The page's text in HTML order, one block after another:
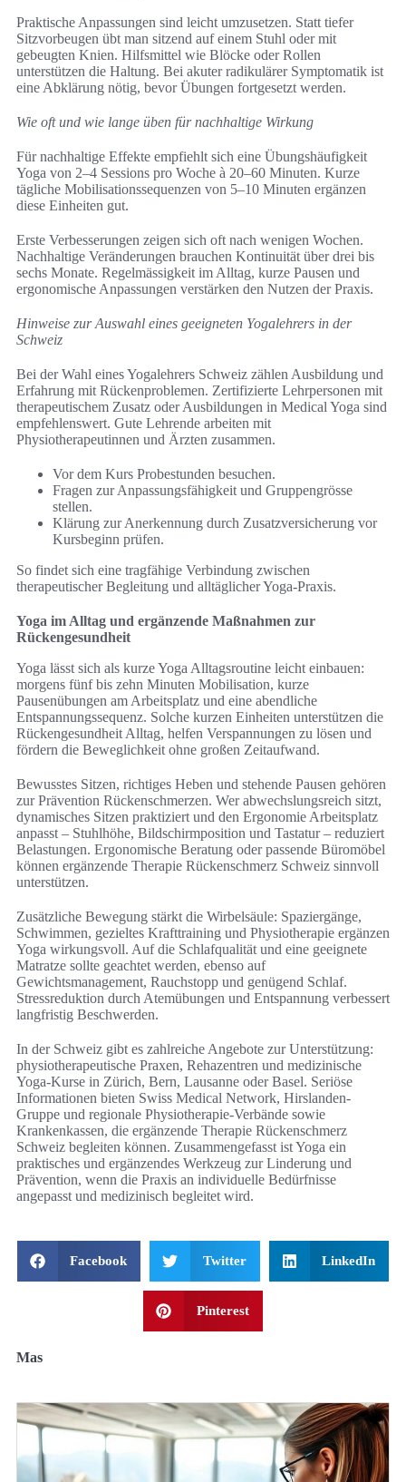
Praktische Anpassungen sind leicht umzusetzen. Statt tiefer
Sitzvorbeugen übt man sitzend auf einem Stuhl oder mit
gebeugten Knien. Hilfsmittel wie Blöcke oder Rollen
unterstützen die Haltung. Bei akuter radikulärer Symptomatik ist
eine Abklärung nötig, bevor Übungen fortgesetzt werden.
Wie oft und wie lange üben für nachhaltige Wirkung
Für nachhaltige Effekte empfiehlt sich eine Übungshäufigkeit
Yoga von 2–4 Sessions pro Woche à 20–60 Minuten. Kurze
tägliche Mobilisationssequenzen von 5–10 Minuten ergänzen
diese Einheiten gut.
Erste Verbesserungen zeigen sich oft nach wenigen Wochen.
Nachhaltige Veränderungen brauchen Kontinuität über drei bis
sechs Monate. Regelmässigkeit im Alltag, kurze Pausen und
ergonomische Anpassungen verstärken den Nutzen der Praxis.
Hinweise zur Auswahl eines geeigneten Yogalehrers in der
Schweiz
Bei der Wahl eines Yogalehrers Schweiz zählen Ausbildung und
Erfahrung mit Rückenproblemen. Zertifizierte Lehrpersonen mit
therapeutischem Zusatz oder Ausbildungen in Medical Yoga sind
empfehlenswert. Gute Lehrende arbeiten mit
Physiotherapeutinnen und Ärzten zusammen.
Vor dem Kurs Probestunden besuchen.
Fragen zur Anpassungsfähigkeit und Gruppengrösse
stellen.
Klärung zur Anerkennung durch Zusatzversicherung vor
Kursbeginn prüfen.
So findet sich eine tragfähige Verbindung zwischen
therapeutischer Begleitung und alltäglicher Yoga-Praxis.
Yoga im Alltag und ergänzende Maßnahmen zur
Rückengesundheit
Yoga lässt sich als kurze Yoga Alltagsroutine leicht einbauen:
morgens fünf bis zehn Minuten Mobilisation, kurze
Pausenübungen am Arbeitsplatz und eine abendliche
Entspannungssequenz. Solche kurzen Einheiten unterstützen die
Rückengesundheit Alltag, helfen Verspannungen zu lösen und
fördern die Beweglichkeit ohne großen Zeitaufwand.
Bewusstes Sitzen, richtiges Heben und stehende Pausen gehören
zur Prävention Rückenschmerzen. Wer abwechslungsreich sitzt,
dynamisches Sitzen praktiziert und den Ergonomie Arbeitsplatz
anpasst – Stuhlhöhe, Bildschirmposition und Tastatur – reduziert
Belastungen. Ergonomische Beratung oder passende Büromöbel
können ergänzende Therapie Rückenschmerz Schweiz sinnvoll
unterstützen.
Zusätzliche Bewegung stärkt die Wirbelsäule: Spaziergänge,
Schwimmen, gezieltes Krafttraining und Physiotherapie ergänzen
Yoga wirkungsvoll. Auf die Schlafqualität und eine geeignete
Matratze sollte geachtet werden, ebenso auf
Gewichtsmanagement, Rauchstopp und genügend Schlaf.
Stressreduktion durch Atemübungen und Entspannung verbessert
langfristig Beschwerden.
In der Schweiz gibt es zahlreiche Angebote zur Unterstützung:
physiotherapeutische Praxen, Rehazentren und medizinische
Yoga-Kurse in Zürich, Bern, Lausanne oder Basel. Seriöse
Informationen bieten Swiss Medical Network, Hirslanden-
Gruppe und regionale Physiotherapie-Verbände sowie
Krankenkassen, die ergänzende Therapie Rückenschmerz
Schweiz begleiten können. Zusammengefasst ist Yoga ein
praktisches und ergänzendes Werkzeug zur Linderung und
Prävention, wenn die Praxis an individuelle Bedürfnisse
angepasst und medizinisch begleitet wird.
Facebook Twitter LinkedIn
Pinterest
Mas